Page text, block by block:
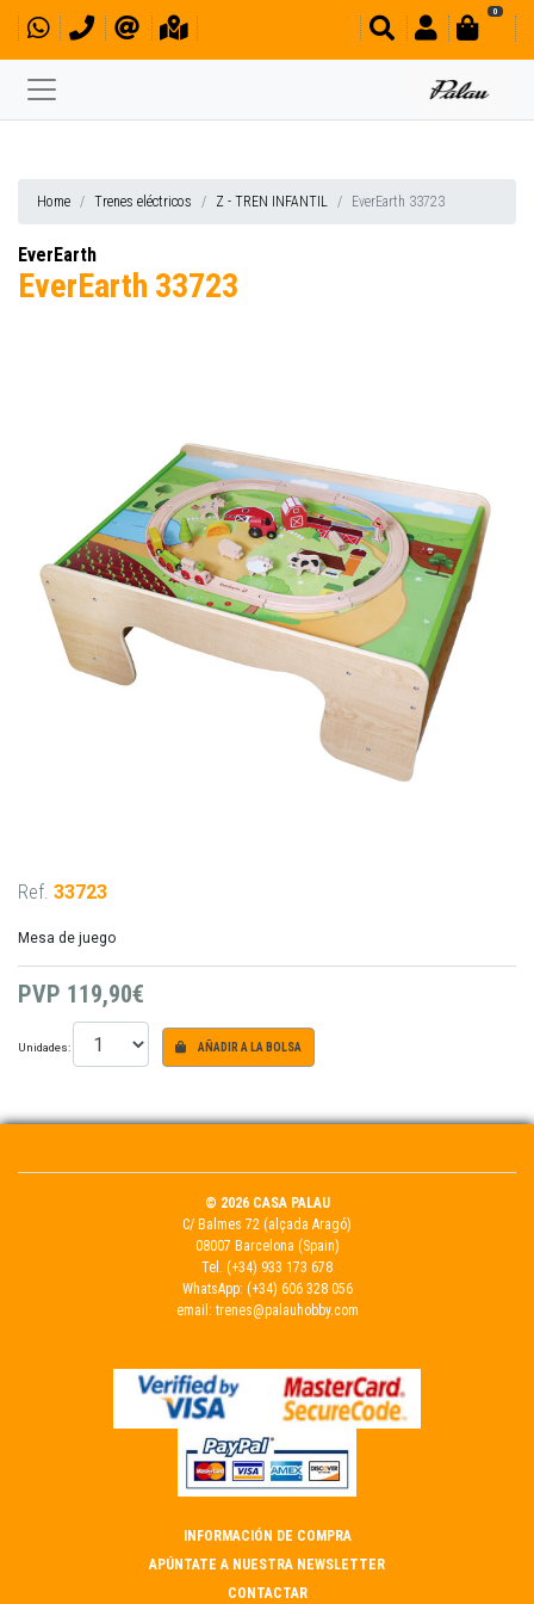
0
Home Trenes eléctricos Z - TREN INFANTIL EverEarth 33723
EverEarth
EverEarth 33723
Ref. 33723
Mesa de juego
PVP 119,90€
Unidades: AÑADIR A LA BOLSA
© 2026 CASA PALAU
C/ Balmes 72 (alçada Aragó)
08007 Barcelona (Spain)
Tel. (+34) 933 173 678
WhatsApp: (+34) 606 328 056
email: trenes@palauhobby.com
INFORMACIÓN DE COMPRA
APÚNTATE A NUESTRA NEWSLETTER
CONTACTAR